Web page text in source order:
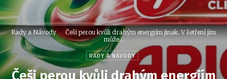
Rady a Návody
Češi perou kvůli drahým energiím jinak. V šetření jim
může...
RADY A NÁVODY
Češi perou kvůli drahým energiím